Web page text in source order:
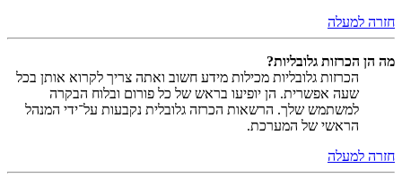
חזרה למעלה
מה הן הכרזות גלובליות?
הכרזות גלובליות מכילות מידע חשוב ואתה צריך לקרוא אותן בכל
שעה אפשרית. הן יופיעו בראש של כל פורום ובלוח הבקרה
למשתמש שלך. הרשאות הכרזה גלובלית נקבעות על־ידי המנהל
הראשי של המערכת.
חזרה למעלה